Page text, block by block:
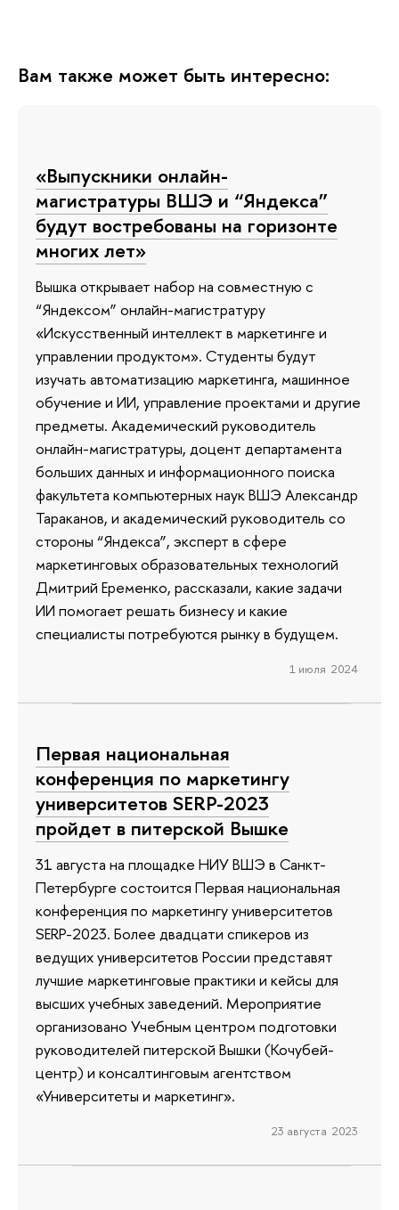
Вам также может быть интересно:
«Выпускники онлайн-
магистратуры ВШЭ и “Яндекса”
будут востребованы на горизонте
многих лет»
Вышка открывает набор на совместную с
“Яндексом” онлайн-магистратуру
«Искусственный интеллект в маркетинге и
управлении продуктом». Студенты будут
изучать автоматизацию маркетинга, машинное
обучение и ИИ, управление проектами и другие
предметы. Академический руководитель
онлайн-магистратуры, доцент департамента
больших данных и информационного поиска
факультета компьютерных наук ВШЭ Александр
Тараканов, и академический руководитель со
стороны “Яндекса”, эксперт в сфере
маркетинговых образовательных технологий
Дмитрий Еременко, рассказали, какие задачи
ИИ помогает решать бизнесу и какие
специалисты потребуются рынку в будущем.
1 июля 2024
Первая национальная
конференция по маркетингу
университетов SERP-2023
пройдет в питерской Вышке
31 августа на площадке НИУ ВШЭ в Санкт-
Петербурге состоится Первая национальная
конференция по маркетингу университетов
SERP-2023. Более двадцати спикеров из
ведущих университетов России представят
лучшие маркетинговые практики и кейсы для
высших учебных заведений. Мероприятие
организовано Учебным центром подготовки
руководителей питерской Вышки (Кочубей-
центр) и консалтинговым агентством
«Университеты и маркетинг».
23 августа 2023